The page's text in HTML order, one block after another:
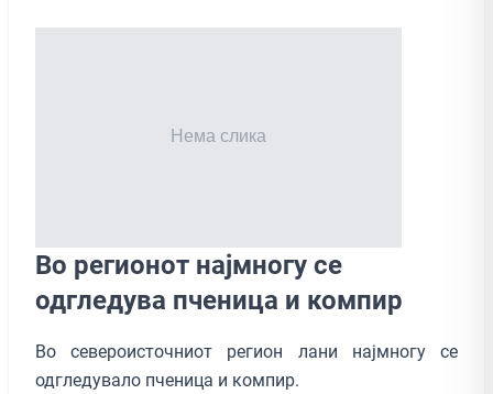
Вo регионот најмногу се
одгледува пченица и компир
Во североисточниот регион лани најмногу се
одгледувало пченица и компир.